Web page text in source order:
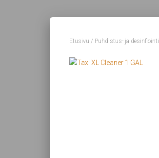
Etusivu / Puhdistus- ja desinfiointi